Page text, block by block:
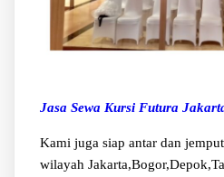
Jasa Sewa Kursi Futura
Kami juga siap antar dan
wilayah